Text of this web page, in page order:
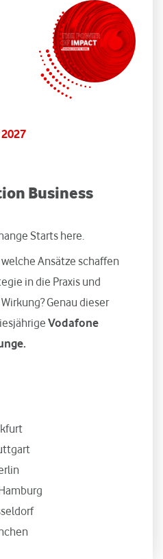
Business
Starts here.
Ansätze schaffen
in die Praxis und
Genau dieser
Vodafone